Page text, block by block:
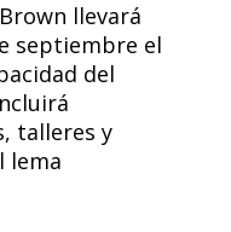
llevará
septiembre el
del
talleres y
lema